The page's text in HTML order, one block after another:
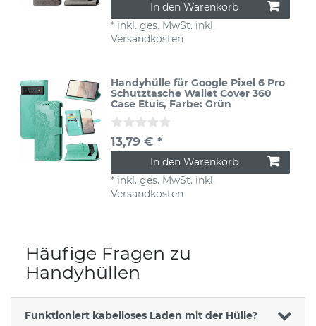
In den Warenkorb
* inkl. ges. MwSt. inkl.
Versandkosten
Handyhülle für Google Pixel 6 Pro
Schutztasche Wallet Cover 360
Case Etuis, Farbe: Grün
13,79 € *
In den Warenkorb
* inkl. ges. MwSt. inkl.
Versandkosten
Häufige Fragen zu
Handyhüllen
Funktioniert kabelloses Laden mit der Hülle?